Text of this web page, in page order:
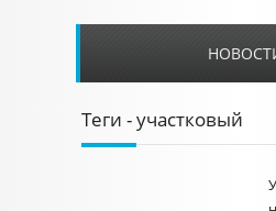
Теги - участковый